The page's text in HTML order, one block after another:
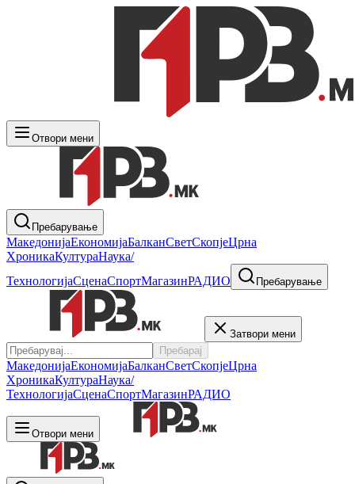
Отвори мени
Пребарување
МакедонијаЕкономијаБалканСветСкопјеЦрна
ХроникаКултураНаука/
ТехнологијаСценаСпортМагазинРАДИО Пребарување
Затвори мени
Пребарај
МакедонијаЕкономијаБалканСветСкопјеЦрна
ХроникаКултураНаука/
ТехнологијаСценаСпортМагазинРАДИО
Отвори мени